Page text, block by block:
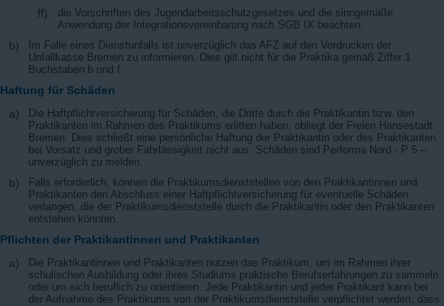
ff)
die Vorschriften des Jugendarbeitsschutzgesetzes und die sinngemäße
Anwendung der Integrationsvereinbarung nach SGB IX beachten.
b)
Im Falle eines Dienstunfalls ist unverzüglich das AFZ auf den Vordrucken der
Unfallkasse Bremen zu informieren. Dies gilt nicht für die Praktika gemäß Ziffer 1
Buchstaben b und f.
Haftung für Schäden
a)
Die Haftpflichtversicherung für Schäden, die Dritte durch die Praktikantin bzw. den
Praktikanten im Rahmen des Praktikums erlitten haben, obliegt der Freien Hansestadt
Bremen. Dies schließt eine persönliche Haftung der Praktikantin oder des Praktikanten
bei Vorsatz und grober Fahrlässigkeit nicht aus. Schäden sind Performa Nord - P 5 –
unverzüglich zu melden.
b)
Falls erforderlich, können die Praktikumsdienststellen von den Praktikantinnen und
Praktikanten den Abschluss einer Haftpflichtversicherung für eventuelle Schäden
verlangen, die der Praktikumsdienststelle durch die Praktikantin oder den Praktikanten
entstehen könnten.
Pflichten der Praktikantinnen und Praktikanten
a)
Die Praktikantinnen und Praktikanten nutzen das Praktikum, um im Rahmen ihrer
schulischen Ausbildung oder ihres Studiums praktische Berufserfahrungen zu sammeln
oder um sich beruflich zu orientieren. Jede Praktikantin und jeder Praktikant kann bei
der Aufnahme des Praktikums von der Praktikumsdienststelle verpflichtet werden, dass